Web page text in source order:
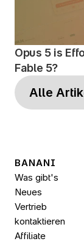
Opus 5 is
Fable 5?
Alle
BANANI
Was gibt's
Neues
Vertrieb
kontaktieren
Affiliate